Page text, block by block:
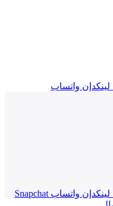
لينكدإن واتساب
لينكدإن واتساب Snapchat